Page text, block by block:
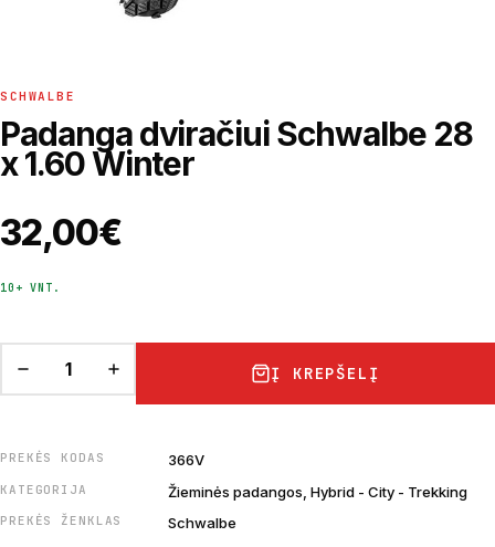
SCHWALBE
Padanga dviračiui Schwalbe 28
x 1.60 Winter
32,00€
10+ VNT.
Į KREPŠELĮ
PREKĖS KODAS 366V
KATEGORIJA Žieminės padangos, Hybrid - City - Trekking
PREKĖS ŽENKLAS Schwalbe